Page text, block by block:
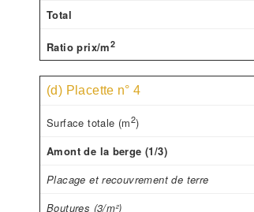
Total
Ratio prix/m2
(d) Placette n° 4
Surface totale (m2)
Amont de la berge (1/3)
Placage et recouvrement de terre
Boutures (3/m²)